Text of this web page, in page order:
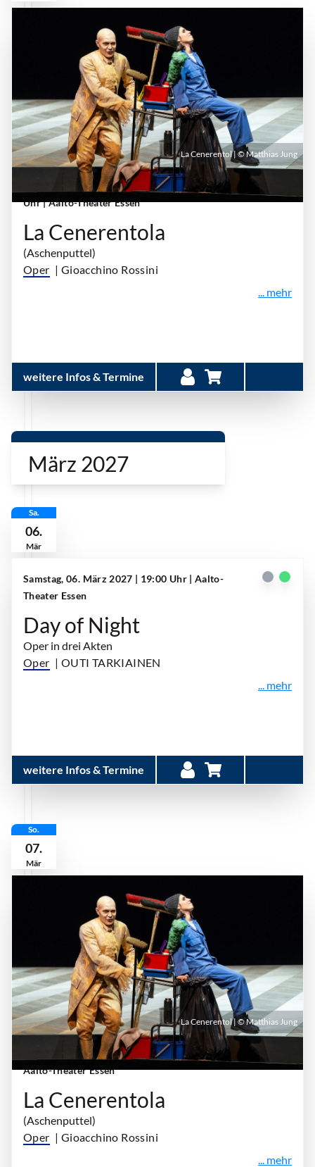
Sonntag, 28. Februar 2027 | 18:00 Uhr - 21:00
Uhr| Aalto-Theater Essen
La Cenerentola
(Aschenputtel)
Oper | Gioacchino Rossini
... mehr
weitere Infos & Termine
La Cenerentol | © Matthias Jung
März 2027
Sa.
06.
Mär
Samstag, 06. März 2027 | 19:00 Uhr | Aalto-
Theater Essen
Day of Night
Oper in drei Akten
Oper | OUTI TARKIAINEN
... mehr
weitere Infos & Termine
So.
07.
Mär
Sonntag, 07. März 2027 | 16:30 Uhr - 19:30 Uhr
Aalto-Theater Essen
La Cenerentola
(Aschenputtel)
Oper | Gioacchino Rossini
... mehr
La Cenerentol | © Matthias Jung